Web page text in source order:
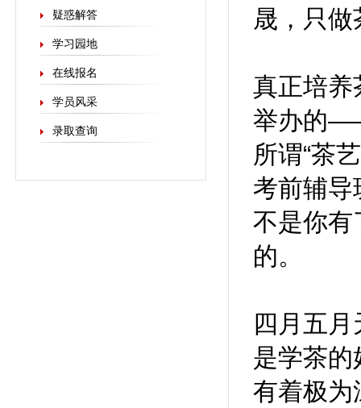
疑惑解答
学习园地
在线报名
学员风采
录取查询
晟，只
真正培养
举办的
所谓“茶
考前辅导
不是你有
的。
四月五
是学茶的
有着极为